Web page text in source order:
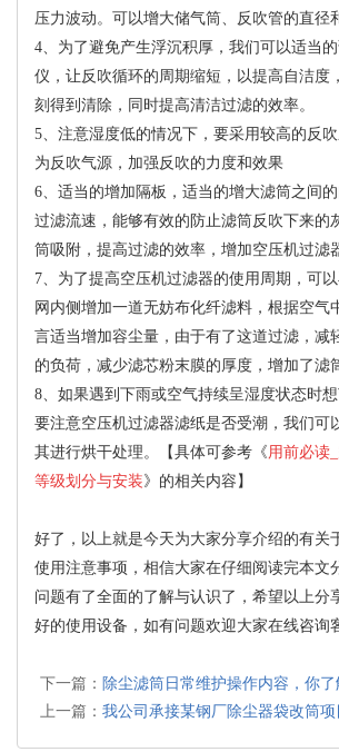
压力波动。可以增大储气筒、反吹管的直径
4、为了避免产生浮沉积厚，我们可以适当
仪，让反吹循环的周期缩短，以提高自洁度
刻得到清除，同时提高清洁过滤的效率。
5、注意湿度低的情况下，要采用较高的反
为反吹气源，加强反吹的力度和效果
6、适当的增加隔板，适当的增大滤筒之间
过滤流速，能够有效的防止滤筒反吹下来的
筒吸附，提高过滤的效率，增加空压机过滤
7、为了提高空压机过滤器的使用周期，可
网内侧增加一道无妨布化纤滤料，根据空气
言适当增加容尘量，由于有了这道过滤，减
的负荷，减少滤芯粉末膜的厚度，增加了滤
8、如果遇到下雨或空气持续呈湿度状态时想
要注意空压机过滤器滤纸是否受潮，我们可
其进行烘干处理。【具体可参考《用前必读
等级划分与安装》的相关内容】
好了，以上就是今天为大家分享介绍的有关
使用注意事项，相信大家在仔细阅读完本文
问题有了全面的了解与认识了，希望以上分
好的使用设备，如有问题欢迎大家在线咨询
下一篇： 除尘滤筒日常维护操作内容，你了
上一篇： 我公司承接某钢厂除尘器袋改筒